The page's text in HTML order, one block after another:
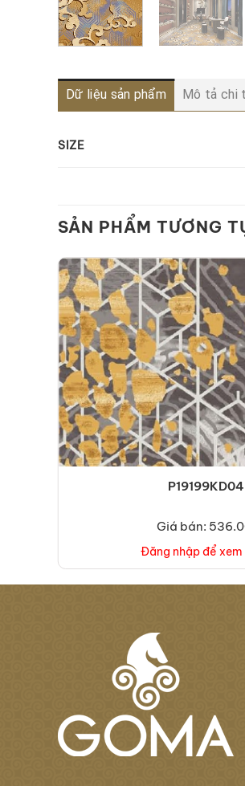
Dữ liệu sản phẩm Mô tả chi
SIZE
SẢN PHẨM TƯƠNG
Giá bán:
Đăng nhập để xem